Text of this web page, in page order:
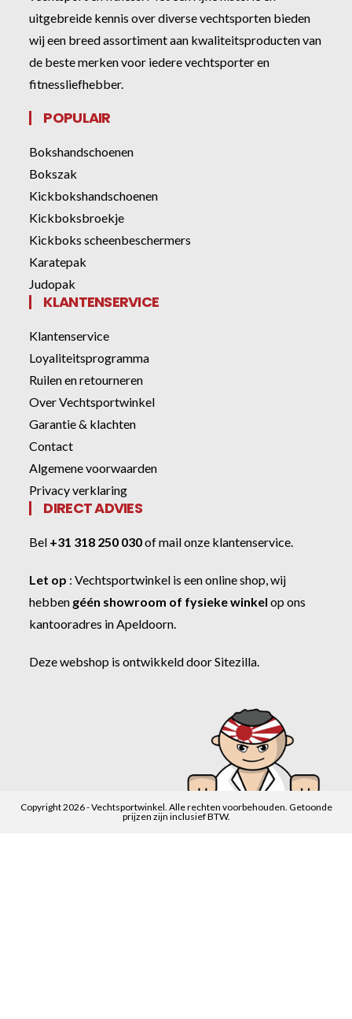
uitgebreide kennis over diverse vechtsporten bieden
wij een breed assortiment aan kwaliteitsproducten van
de beste merken voor iedere vechtsporter en
fitnessliefhebber.
POPULAIR
Bokshandschoenen
Bokszak
Kickbokshandschoenen
Kickboksbroekje
Kickboks scheenbeschermers
Karatepak
Judopak
KLANTENSERVICE
Klantenservice
Loyaliteitsprogramma
Ruilen en retourneren
Over Vechtsportwinkel
Garantie & klachten
Contact
Algemene voorwaarden
Privacy verklaring
DIRECT ADVIES
Bel +31 318 250 030ofmail onze klantenservice
Let op :Vechtsportwinkel is een online shop, wij
hebben géén showroom of fysieke winkel op ons
kantooradres in Apeldoorn.
Deze webshop is ontwikkeld doorSitezilla
Copyright 2026 - Vechtsportwinkel. Alle rechten voorbehouden. Getoonde
prijzen zijn inclusief BTW.